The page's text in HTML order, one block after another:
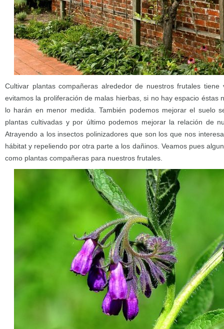
Cultivar plantas compañeras alrededor de nuestros frutales
evitamos la proliferación de malas hierbas, si no hay espacio éstas
lo harán en menor medida. También podemos mejorar el suelo
plantas cultivadas y por último podemos mejorar la relación de
Atrayendo a los insectos polinizadores que son los que nos
hábitat y repeliendo por otra parte a los dañinos. Veamos pues
como plantas compañeras para nuestros frutales.